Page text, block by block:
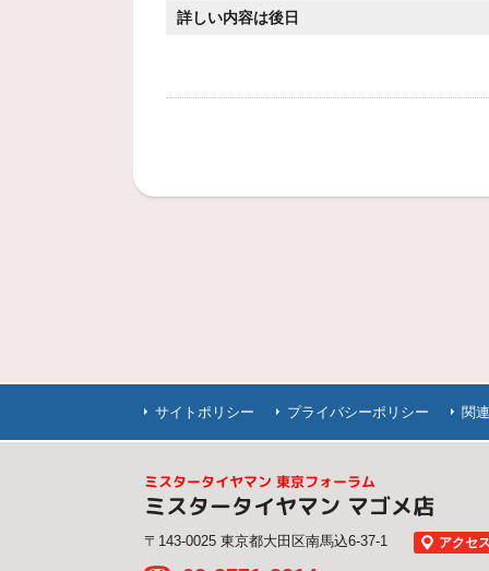
詳しい内容は後日
サイトポリシー プライバシーポリシー 関
ミスタータイヤマン 東京フォーラム
ミスタータイヤマン マゴメ店
〒143-0025 東京都大田区南馬込6-37-1 アクセ